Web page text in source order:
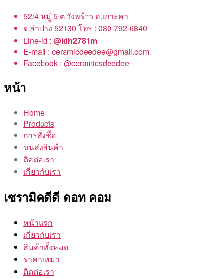
52/4 หมู่ 5 ต.วังพร้าว อ.เกาะคา
จ.ลำปาง 52130 โทร : 080-792-6840
Line-id : @idh2781m
E-mail : ceramicdeedee@gmail.com
Facebook : @ceramicsdeedee
หน้า
Home
Products
การสั่งชื้อ
ขนส่งสินค้า
ติอต่อเรา
เกี่ยวกับเรา
เซรามิคดีดี ดอท คอม
หน้าแรก
เกี่ยวกับเรา
สินค้าทั้งหมด
ราคาเหมา
ติดต่อเรา